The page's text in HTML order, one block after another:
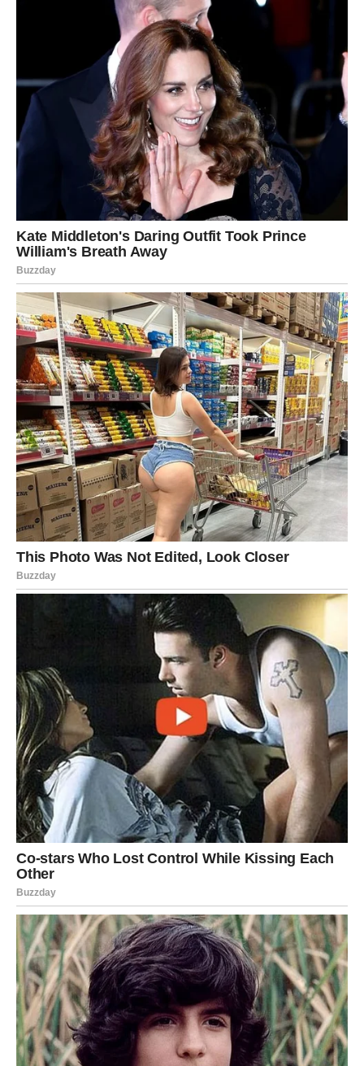
Težak period vas je naučio jednoj važnoj lekciji: stabilnost
ne dolazi spolja – ona dolazi iznutra.
ŠTA VAS KONKRETNO
OČEKUJE U NAREDNIM
DANIMA?
Olakšanje vezano za finansije.
Razgovor koji vraća poverenje.
Susret sa osobom koja unosi toplinu i sigurnost.
Osećaj da više ne morate da dokazujete svoju vrednost.
Polako, ali sigurno – vaš život ulazi u mirniju, stabilniju i
srećniju fazu.